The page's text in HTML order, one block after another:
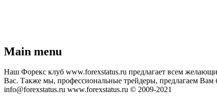
Main menu
Наш Форекс клуб www.forexstatus.ru предлагает всем
Вас. Также мы, профессиональные трейдеры, предлагаем Вам
info@forexstatus.ru www.forexstatus.ru © 2009-2021